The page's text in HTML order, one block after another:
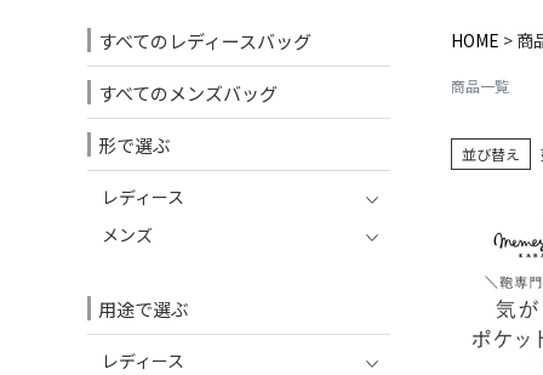
すべてのレディースバッグ
すべてのメンズバッグ
形で選ぶ
レディース
メンズ
用途で選ぶ
レディース
HOME 商
商品一覧
並び替え